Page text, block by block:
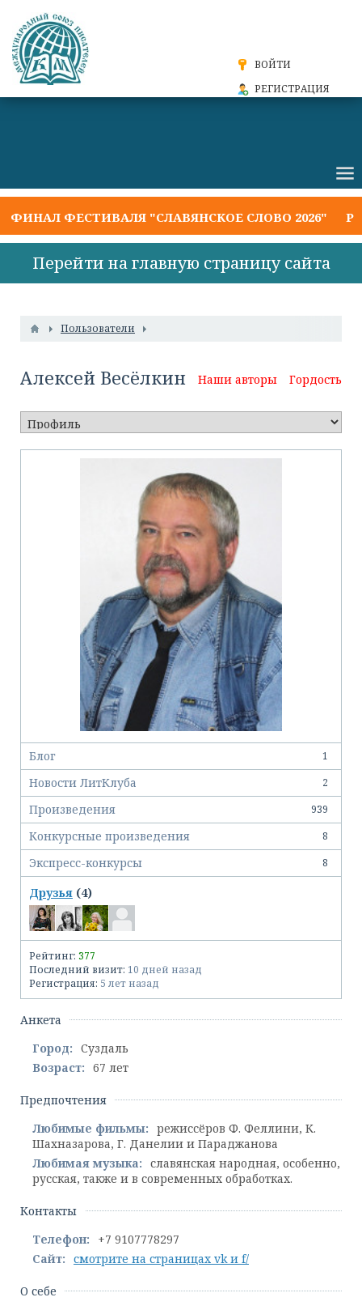
ВОЙТИ
РЕГИСТРАЦИЯ
"СЛАВЯНСКОЕ СЛОВО 2026"
Перейти на главную страницу сайта
Пользователи
Алексей Весёлкин Наши авторы Гордость
Блог 1
Новости ЛитКлуба 2
Произведения 939
Конкурсные произведения 8
Экспресс-конкурсы 8
Друзья (4)
Рейтинг: 377
Последний визит: 10 дней назад
Регистрация: 5 лет назад
Анкета
Город: Суздаль
Возраст: 67 лет
Предпочтения
Любимые фильмы: режиссёров Ф. Феллини, К.
Шахназарова, Г. Данелии и Параджанова
Любимая музыка: славянская народная, особенно,
русская, также и в современных обработках.
Контакты
Телефон:
+7 9107778297
Сайт: смотрите на страницах vk и f/
О себе